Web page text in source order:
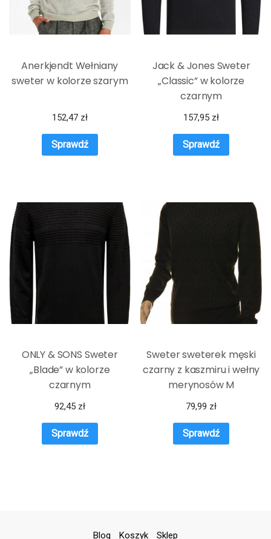
Anerkjendt Wełniany
sweter w kolorze szarym
152,47 zł
Sprawdź
Jack & Jones Sweter
„Classic” w kolorze
czarnym
157,95 zł
Sprawdź
ONLY & SONS Sweter
„Blade” w kolorze
czarnym
92,45 zł
Sprawdź
Sweter sweterek męski
czarny z kaszmiru i wełny
merynosów M
79,99 zł
Sprawdź
Blog Koszyk Sklep